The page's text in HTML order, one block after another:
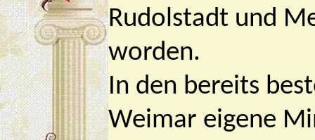
Rudolstadt und
worden.
In den bereits
Weimar eigene